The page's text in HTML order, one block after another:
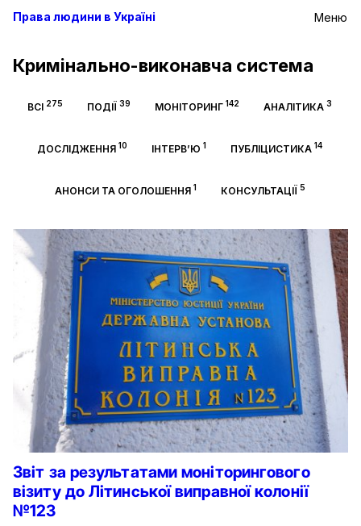
Меню
Права людини в Україні
Кримінально-виконавча система
ВСІ 275 ПОДІЇ 39 МОНІТОРИНГ 142 АНАЛІТИКА 3
ДОСЛІДЖЕННЯ 10 ІНТЕРВ’Ю 1 ПУБЛІЦИСТИКА 14
АНОНСИ ТА ОГОЛОШЕННЯ1 КОНСУЛЬТАЦІЇ5
Звіт за результатами моніторингового
візиту до Літинської виправної колонії
№123